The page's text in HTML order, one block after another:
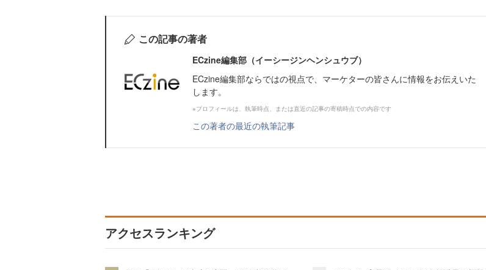
この記事の著者
ECzine編集部（イーシージンヘンシュウブ）
ECzine編集部ならではの視点で、マーケターの皆さんに情報をお伝えいた
します。
※プロフィールは、執筆時点、または直近の記事の寄稿時点での内容です
この著者の最近の執筆記事
アクセスランキング